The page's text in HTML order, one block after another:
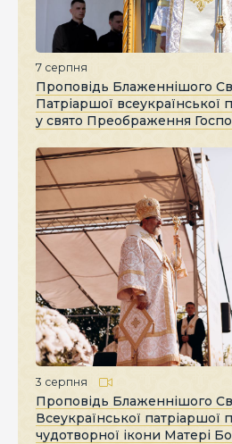
7 серпня
Проповідь Блаженнішого
Патріаршої всеукраїнської
у свято Преображення
3 серпня
Проповідь Блаженнішого
Всеукраїнської патріаршої
чудотворної ікони Матері